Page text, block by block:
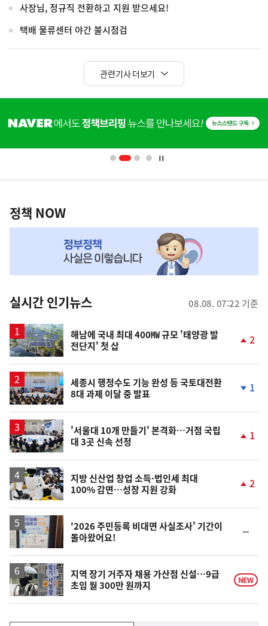
사장님, 정규직 전환하고 지원 받으세요!
택배 물류센터 야간 불시점검
관련기사 더보기
단
영
책
NOW,
뉴
스
정책 NOW
실시간 인기뉴스 08.08. 07:22 기준
해남에 국내 최대 400㎿ 규모 '태양광 발
전단지' 첫 삽
2
세종시 행정수도 기능 완성 등 국토대전환
8대 과제 이달 중 발표
1
'서울대 10개 만들기' 본격화…거점 국립
대 3곳 신속 선정
1
지방 신산업 창업 소득·법인세 최대
100% 감면…성장 지원 강화
2
'2026 주민등록 비대면 사실조사' 기간이
돌아왔어요!
일
지역 장기 거주자 채용 가산점 신설…9급
초임 월 300만 원까지
NEW